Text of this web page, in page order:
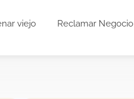
viejo Reclamar Negocio